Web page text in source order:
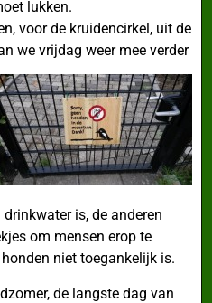
lukken.
voor de kruidencirkel, uit de
we vrijdag weer mee verder
is, de anderen
om mensen erop te
niet toegankelijk is.
de langste dag van